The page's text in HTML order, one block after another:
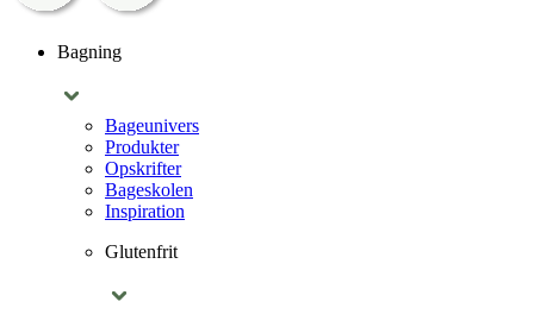
Bagning
Bageunivers
Produkter
Opskrifter
Bageskolen
Inspiration
Glutenfrit